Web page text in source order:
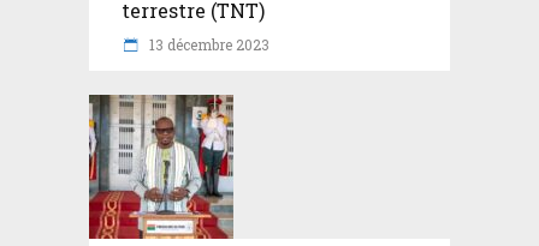
terrestre (TNT)
13 décembre 2023